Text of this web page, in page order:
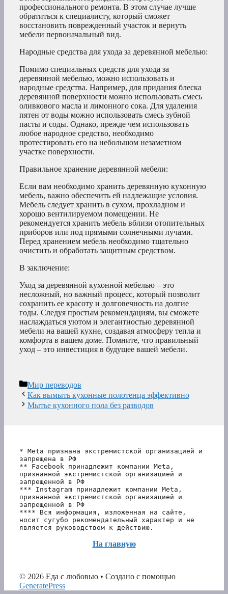
профессионального ремонта. В этом случае лучше
обратиться к специалисту, который сможет
восстановить поврежденный участок и вернуть
мебели первоначальный вид.
Народные средства для ухода за деревянной мебелью:
Помимо специальных средств для ухода за
деревянной мебелью, можно использовать и
народные средства. Например, для придания блеска
деревянной поверхности можно использовать смесь
оливкового масла и лимонного сока. Для удаления
пятен от воды можно использовать смесь зубной
пасты и соды. Однако, прежде чем использовать
любое народное средство, необходимо
протестировать его на небольшом незаметном
участке поверхности.
Правильное хранение деревянной мебели:
Если вам необходимо хранить деревянную кухонную
мебель, важно обеспечить ей надлежащие условия.
Мебель следует хранить в сухом, прохладном и
хорошо вентилируемом помещении. Не
рекомендуется хранить мебель вблизи отопительных
приборов или под прямыми солнечными лучами.
Перед хранением мебель необходимо тщательно
очистить и обработать защитным средством.
В заключение:
Уход за деревянной кухонной мебелью – это
несложный, но важный процесс, который позволит
сохранить ее красоту и долговечность на долгие
годы. Следуя простым рекомендациям, вы сможете
наслаждаться уютом и элегантностью деревянной
мебели на вашей кухне, создавая атмосферу тепла и
комфорта в вашем доме. Помните, что правильный
уход – это инвестиция в будущее вашей мебели.
Рубрики
Мир переводов
Как вымыть кухонные полотенца эффективно
Мытье кухонного пола без разводов
* Meta признана экстремистской организацией и
запрещена в РФ
** Facebook принадлежит компании Meta,
признанной экстремистской организацией и
запрещенной в РФ
*** Instagram принадлежит компании Meta,
признанной экстремистской организацией и
запрещенной в РФ
**** Вся информация, изложенная на сайте,
носит сугубо рекомендательный характер и не
является руководством к действию.
На главную
© 2026 Еда с любовью • Создано с помощью
GeneratePress